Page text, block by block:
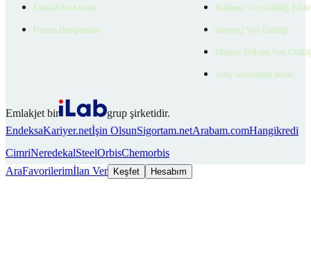
EmlakZeka Asistan
Uzman Danışmanlar
Kullanıcı Veri Gizliliği
Ziyaretçi Veri Gizliliği
Müşteri Yetkilisi Veri
Aday Aydınlatma Metni
Emlakjet bir
grup şirketidir.
EndeksaKariyer.netİşin OlsunSigortam.netArabam.comHangikredi
CimriNeredekalSteelOrbisChemorbis
AraFavorilerimİlan Ver Keşfet Hesabım